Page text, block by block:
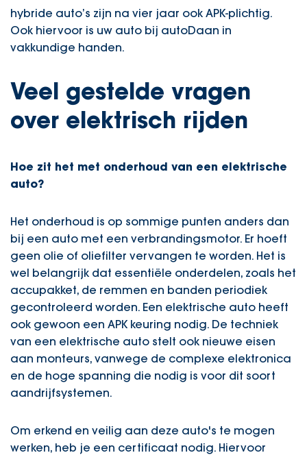
hybride auto’s zijn na vier jaar ook APK-plichtig.
Ook hiervoor is uw auto bij autoDaan in
vakkundige handen.
Veel gestelde vragen
over elektrisch rijden
Hoe zit het met onderhoud van een elektrische
auto?
Het onderhoud is op sommige punten anders dan
bij een auto met een verbrandingsmotor. Er hoeft
geen olie of oliefilter vervangen te worden. Het is
wel belangrijk dat essentiële onderdelen, zoals het
accupakket, de remmen en banden periodiek
gecontroleerd worden. Een elektrische auto heeft
ook gewoon een APK keuring nodig. De techniek
van een elektrische auto stelt ook nieuwe eisen
aan monteurs, vanwege de complexe elektronica
en de hoge spanning die nodig is voor dit soort
aandrijfsystemen.
Om erkend en veilig aan deze auto's te mogen
werken, heb je een certificaat nodig. Hiervoor